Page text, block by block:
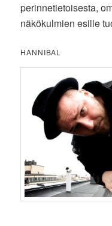
perinnetietoisesta,
näkökulmien esille
HANNIBAL